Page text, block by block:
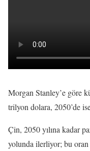
Morgan Stanley’e göre
trilyon dolara, 2050’de
Çin, 2050 yılına kadar
yolunda ilerliyor; bu